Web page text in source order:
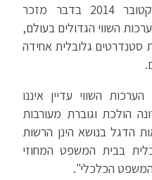
Standards Council) מאוקטובר 2014 בדבר מזכר
השווי הגדולים בעולם,
סטנדרטים גלובלית אחידה
השווי עדיין איננו
הולכת וגוברת מעורבות
הדגל בנושא הינן הרשות
בבית המשפט המחוזי
הכלכלי".